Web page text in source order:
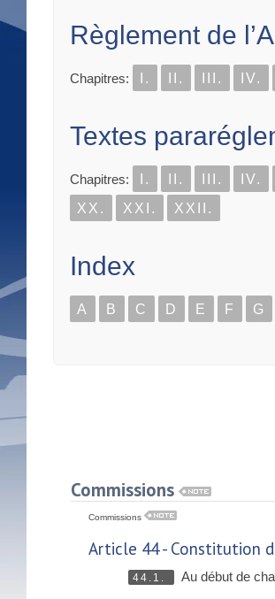
Règlement de
Chapitres: I. II. III. IV.
Textes
Chapitres: I. II. III. IV.
XX.
XXI. XXII.
Index
A B C D E F G
Commissions
Commissions
Article 44 - Constitution
44.1. Au début de